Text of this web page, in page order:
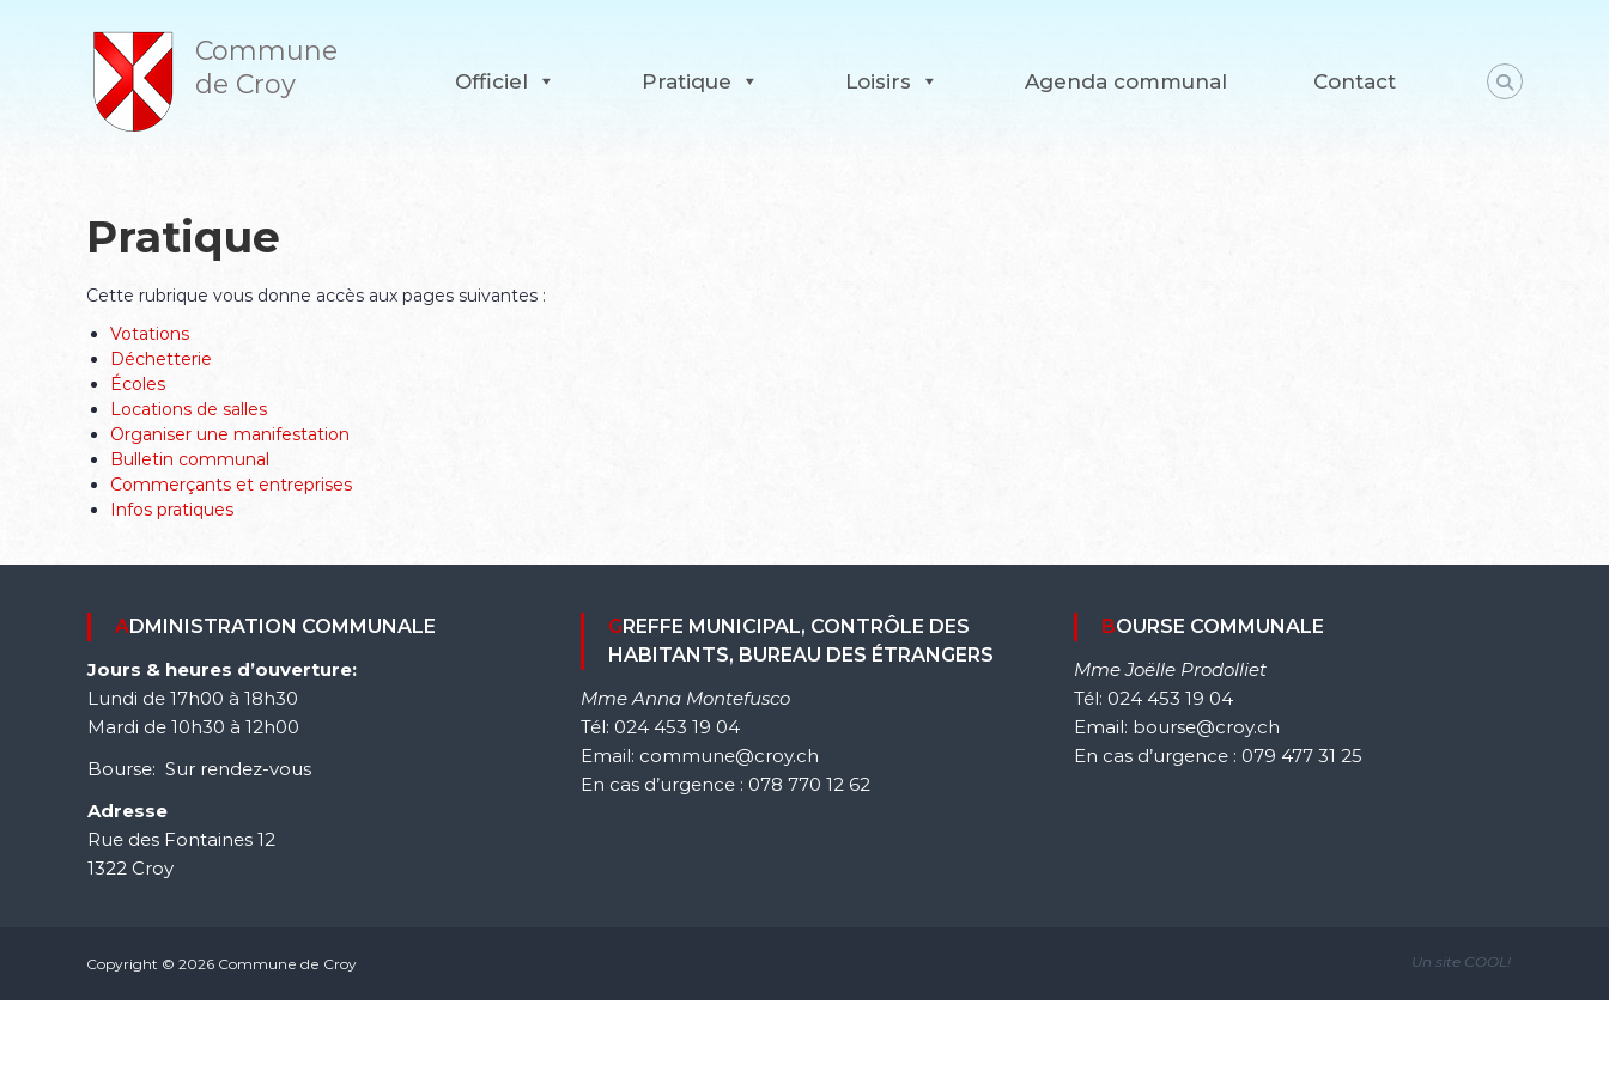
Commune
de Croy
Officiel Pratique Loisirs Agenda communal Contact
Pratique
Cette rubrique vous donne accès aux pages suivantes :
Votations
Déchetterie
Écoles
Locations de salles
Organiser une manifestation
Bulletin communal
Commerçants et entreprises
Infos pratiques
ADMINISTRATION COMMUNALE
Jours & heures d’ouverture:
Lundi de 17h00 à 18h30
Mardi de 10h30 à 12h00
Bourse: Sur rendez-vous
Adresse
Rue des Fontaines 12
1322 Croy
GREFFE MUNICIPAL, CONTRÔLE DES
HABITANTS, BUREAU DES ÉTRANGERS
Mme Anna Montefusco
Tél: 024 453 19 04
Email: commune@croy.ch
En cas d’urgence : 078 770 12 62
BOURSE COMMUNALE
Mme Joëlle Prodolliet
Tél: 024 453 19 04
Email: bourse@croy.ch
En cas d’urgence : 079 477 31 25
Copyright © 2026 Commune de Croy Un site COOL!